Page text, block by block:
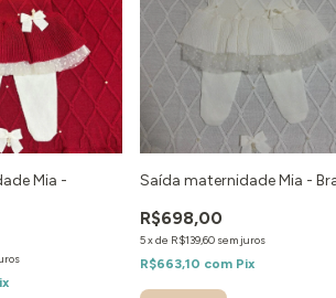
Mia - Saída maternidade Mia -
R$698,00
5xde R$139,60 sem juros
R$663,10 com Pix